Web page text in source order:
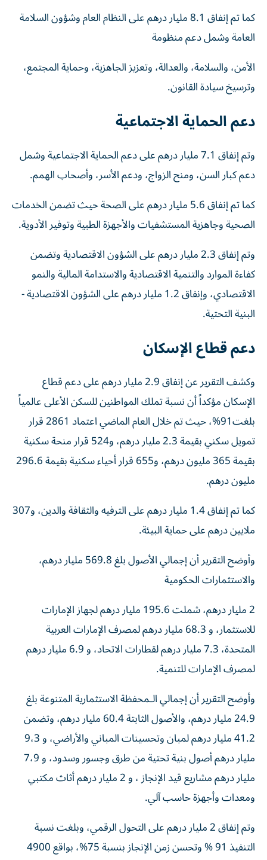
كما تم إنفاق 8.1 مليار درهم على النظام العام وشؤون السلامة
العامة وشمل دعم منظومة
الأمن، والسلامة، والعدالة، وتعزيز الجاهزية، وحماية المجتمع،
وترسيخ سيادة القانون.
دعم الحماية الاجتماعية
وتم إنفاق 7.1 مليار درهم على دعم الحماية الاجتماعية وشمل
دعم كبار السن، ومنح الزواج، ودعم الأسر، وأصحاب الهمم.
كما تم إنفاق 5.6 مليار درهم على الصحة حيث تضمن الخدمات
الصحية وجاهزية المستشفيات والأجهزة الطبية وتوفير الأدوية.
وتم إنفاق 2.3 مليار درهم على الشؤون الاقتصادية وتضمن
كفاءة الموارد والتنمية الاقتصادية والاستدامة المالية والنمو
الاقتصادي، وإنفاق 1.2 مليار درهم على الشؤون الاقتصادية -
البنية التحتية.
دعم قطاع الإسكان
وكشف التقرير عن إنفاق 2.9 مليار درهم على دعم قطاع
الإسكان مؤكداً أن نسبة تملك المواطنين للسكن الأعلى عالمياً
بلغت91%‎، حيث تم خلال العام الماضي اعتماد 2861 قرار
تمويل سكني بقيمة 2.3 مليار درهم، و524 قرار منحة سكنية
بقيمة 365 مليون درهم، و655 قرار أحياء سكنية بقيمة 296.6
مليون درهم.
كما تم إنفاق 1.4 مليار درهم على الترفيه والثقافة والدين، و307
ملايين درهم على حماية البيئة.
وأوضح التقرير أن إجمالي الأصول بلغ 569.8 مليار درهم،
والاستثمارات الحكومية
2 مليار درهم، شملت 195.6 مليار درهم لجهاز الإمارات
للاستثمار، و 68.3 مليار درهم لمصرف الإمارات العربية
المتحدة، 7.3 مليار درهم لقطارات الاتحاد، و 6.9 مليار درهم
لمصرف الإمارات للتنمية.
وأوضح التقرير أن إجمالي الـمحفظة الاستثمارية المتنوعة بلغ
24.9 مليار درهم، والأصول الثابتة 60.4 مليار درهم، وتضمن
41.2 مليار درهم لمبان وتحسينات المباني والأراضي، و 9،3
مليار درهم أصول بنية تحتية من طرق وجسور وسدود، و 7،9
مليار درهم مشاريع قيد الإنجاز ، و 2 مليار درهم أثاث مكتبي
ومعدات وأجهزة حاسب آلي.
وتم إنفاق 2 مليار درهم على التحول الرقمي، وبلغت نسبة
التنفيذ 91 ‎%‎ وتحسن زمن الإنجاز بنسبة 75‎%، بواقع 4900